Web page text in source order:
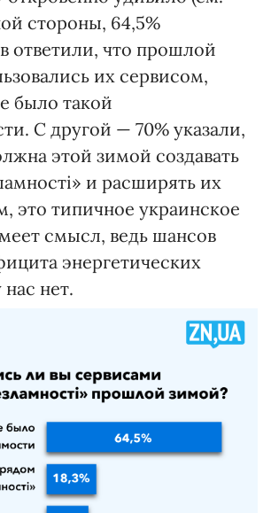
стороны, 64,5%
ответили, что прошлой
их сервисом,
было такой
С другой — 70% указали,
этой зимой создавать
и расширять их
это типичное украинское
смысл, ведь шансов
энергетических
нет.